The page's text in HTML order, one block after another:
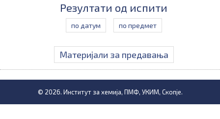
Резултати од испити
по датум по предмет
Материјали за предавања
© 2026. Институт за хемија, ПМФ, УКИМ, Скопје.